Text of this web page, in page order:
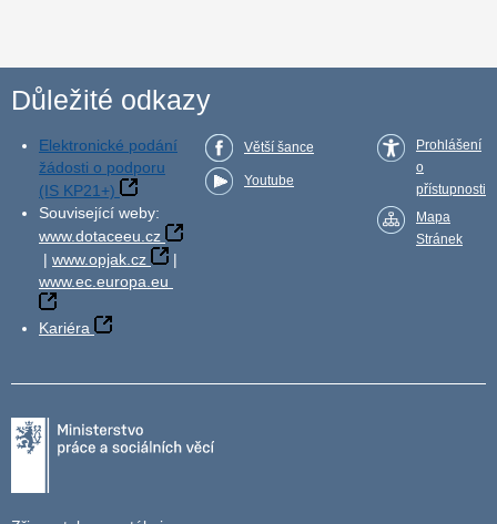
Důležité odkazy
Elektronické podání
žádosti o podporu
(IS KP21+)
Související weby:
www.dotaceeu.cz
| www.opjak.cz
|
www.ec.europa.eu
Kariéra
Větší šance
Youtube
Prohlášení
o
přístupnosti
Mapa
Stránek